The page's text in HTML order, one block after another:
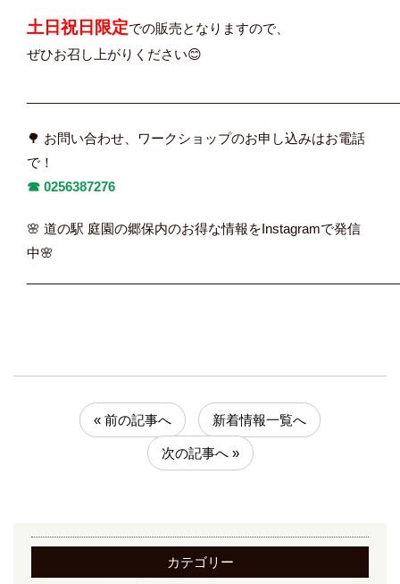
土日祝日限定での販売となりますので、
ぜひお召し上がりください😊
🌳 お問い合わせ、ワークショップのお申し込みはお電話
で！
☎︎ 0256387276
🌸 道の駅 庭園の郷保内のお得な情報をInstagramで発信
中🌸
« 前の記事へ 新着情報一覧へ
次の記事へ »
カテゴリー